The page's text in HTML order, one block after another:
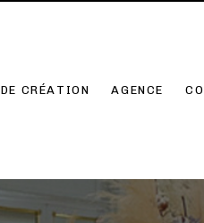
CRÉATION AGENCE